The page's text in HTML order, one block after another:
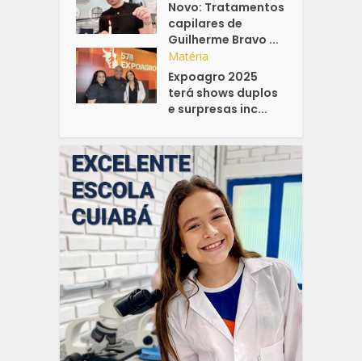
Novo: Tratamentos
capilares de
Guilherme Bravo ...
Matéria
Expoagro 2025
terá shows duplos
e surpresas inc...